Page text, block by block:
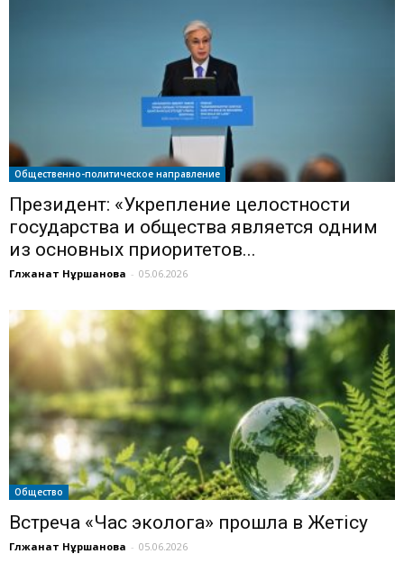
Общественно-политическое направление
Президент: «Укрепление целостности
государства и общества является одним
из основных приоритетов...
Гүлжанат Нұршанова - 05.06.2026
Общество
Встреча «Час эколога» прошла в Жетісу
Гүлжанат Нұршанова - 05.06.2026